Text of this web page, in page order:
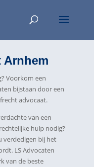
Arnhem
Voorkom een
bijstaan door een
advocaat.
van een
hulp nodig?
verdedigen bij het
LS Advocaten
van de beste